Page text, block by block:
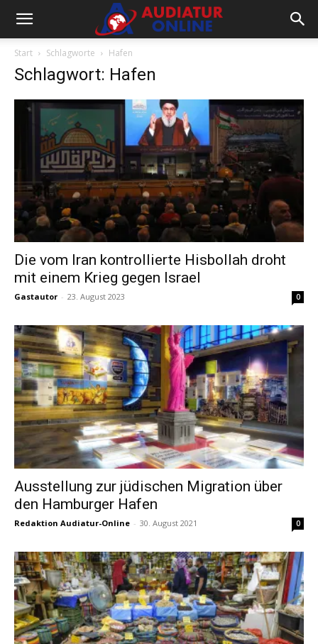
Start Schlagworte Hafen
Schlagwort: Hafen
Die vom Iran kontrollierte Hisbollah droht
mit einem Krieg gegen Israel
Gastautor - 23. August 2023 0
Ausstellung zur jüdischen Migration über
den Hamburger Hafen
Redaktion Audiatur-Online - 30. August 2021 0